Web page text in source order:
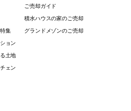
集
ョン
土地
ェン
ご売却ガイド
積水ハウスの家のご売却
グランドメゾンのご売却